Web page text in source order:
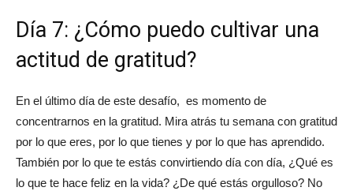
Día 7: ¿Cómo puedo cultivar una
actitud de gratitud?
En el último día de este desafío, es momento de
concentrarnos en la gratitud. Mira atrás tu semana con gratitud
por lo que eres, por lo que tienes y por lo que has aprendido.
También por lo que te estás convirtiendo día con día, ¿Qué es
lo que te hace feliz en la vida? ¿De qué estás orgulloso? No